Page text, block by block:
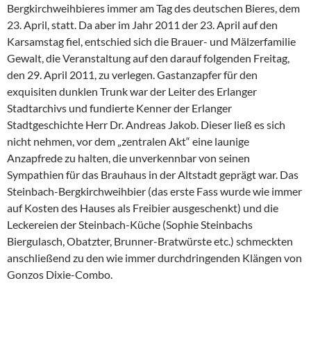
Bergkirchweihbieres immer am Tag des deutschen Bieres, dem
23. April, statt. Da aber im Jahr 2011 der 23. April auf den
Karsamstag fiel, entschied sich die Brauer- und Mälzerfamilie
Gewalt, die Veranstaltung auf den darauf folgenden Freitag,
den 29. April 2011, zu verlegen. Gastanzapfer für den
exquisiten dunklen Trunk war der Leiter des Erlanger
Stadtarchivs und fundierte Kenner der Erlanger
Stadtgeschichte Herr Dr. Andreas Jakob. Dieser ließ es sich
nicht nehmen, vor dem „zentralen Akt“ eine launige
Anzapfrede zu halten, die unverkennbar von seinen
Sympathien für das Brauhaus in der Altstadt geprägt war. Das
Steinbach-Bergkirchweihbier (das erste Fass wurde wie immer
auf Kosten des Hauses als Freibier ausgeschenkt) und die
Leckereien der Steinbach-Küche (Sophie Steinbachs
Biergulasch, Obatzter, Brunner-Bratwürste etc.) schmeckten
anschließend zu den wie immer durchdringenden Klängen von
Gonzos Dixie-Combo.